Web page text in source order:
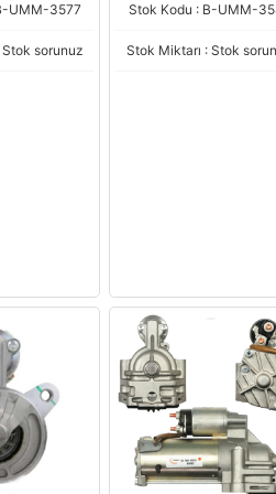
UMM-3577
sorunuz
Stok Kodu : B-UMM-
Stok Miktarı : Stok